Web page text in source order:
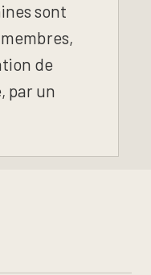
sont
de
par un